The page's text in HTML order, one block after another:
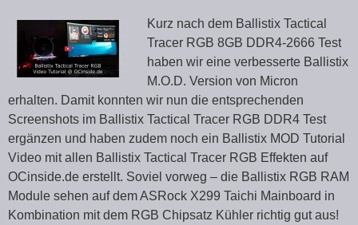
Kurz nach dem Ballistix Tactical
Tracer RGB 8GB DDR4-2666 Test
haben wir eine verbesserte Ballistix
M.O.D. Version von Micron
erhalten. Damit konnten wir nun die entsprechenden
Screenshots im Ballistix Tactical Tracer RGB DDR4 Test
ergänzen und haben zudem noch ein Ballistix MOD Tutorial
Video mit allen Ballistix Tactical Tracer RGB Effekten auf
OCinside.de erstellt. Soviel vorweg – die Ballistix RGB RAM
Module sehen auf dem ASRock X299 Taichi Mainboard in
Kombination mit dem RGB Chipsatz Kühler richtig gut aus!